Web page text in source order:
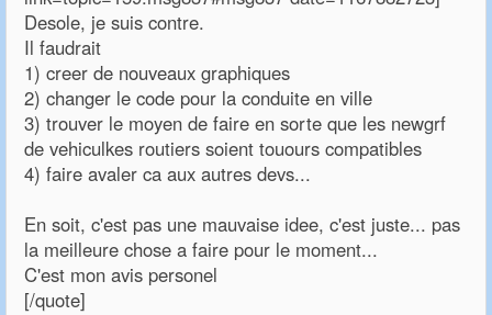
Desole, je suis contre.
Il faudrait
1) creer de nouveaux graphiques
2) changer le code pour la conduite en ville
3) trouver le moyen de faire en sorte que les newgrf
de vehiculkes routiers soient touours compatibles
4) faire avaler ca aux autres devs...
En soit, c'est pas une mauvaise idee, c'est juste... pas
la meilleure chose a faire pour le moment...
C'est mon avis personel
[/quote]